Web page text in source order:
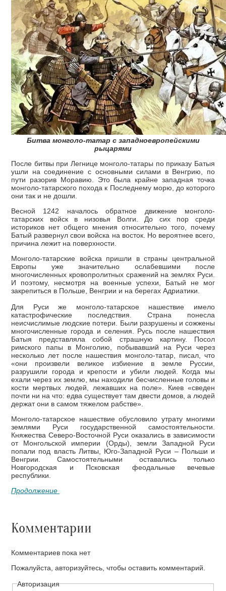
Битва монголо-татар с западноевропейскими
рыцарями
После битвы при Легнице монголо-татары по приказу Батыя
ушли на соединение с основными силами в Венгрию, по
пути разорив Моравию. Это была крайне западная точка
монголо-татарского похода к Последнему морю, до которого
они так и не дошли.
Весной 1242 началось обратное движение монголо-
татарских войск в низовья Волги. До сих пор среди
историков нет общего мнения относительно того, почему
Батый развернул свои войска на восток. Но вероятнее всего,
причина лежит на поверхности.
Монголо-татарские войска пришли в страны центральной
Европы уже значительно ослабевшими после
многочисленных кровопролитных сражений на землях Руси.
И поэтому, несмотря на военные успехи, Батый не мог
закрепиться в Польше, Венгрии и на берегах Адриатики.
Для Руси же монголо-татарское нашествие имело
катастрофические последствия. Страна понесла
неисчислимые людские потери. Были разрушены и сожжены
многочисленные города и селения. Русь после нашествия
Батыя представляла собой страшную картину. Посол
римского папы в Монголию, побывавший на Руси через
несколько лет после нашествия монголо-татар, писал, что
«они произвели великое избиение в земле Руссии,
разрушили города и крепости и убили людей. Когда мы
ехали через их землю, мы находили бесчисленные головы и
кости мертвых людей, лежавших на поле». Киев «сведен
почти ни на что: едва существует там двести домов, а людей
держат они в самом тяжелом рабстве».
Монголо-татарское нашествие обусловило утрату многими
землями Руси государственной самостоятельности.
Княжества Северо-Восточной Руси оказались в зависимости
от Монгольской империи (Орды), земли Западной Руси
попали под власть Литвы, Юго-Западной Руси – Польши и
Венгрии. Самостоятельными оставались только
Новгородская и Псковская феодальные вечевые
республики.
Продолжение
Комментарии
Комментариев пока нет
Пожалуйста, авторизуйтесь, чтобы оставить комментарий.
Авторизация